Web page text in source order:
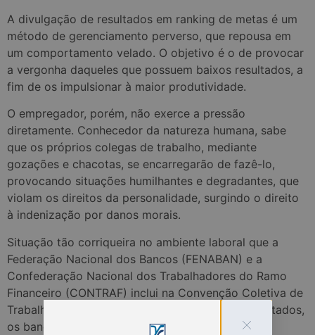
A divulgação de resultados em ranking de metas é um
método de gerenciamento perverso, que repousa em
um comportamento velado. O objetivo é o de provocar
a vergonha daqueles que possuem baixos resultados, a
fim de os impulsionar à maior produtividade.
O empregador, porém, não exerce a pressão
diretamente. Conhecedor da natureza humana, sabe
que os próprios colegas de trabalho, mediante
gozações e chacotas, se encarregarão de fazê-lo,
provocando situações humilhantes e degradantes, que
violam os direitos da personalidade, surgindo o direito
à indenização por danos morais.
Situação tão corriqueira no ambiente laboral que a
Federação Nacional dos Bancos (FENABAN) e a
Confederação Nacional dos Trabalhadores do Ramo
Financeiro (CONTRAF) inclui na Convenção Coletiva de
Trabalho vigente que “no monitoramento de resultados,
os bancos não exporão, publicamente, o ranking